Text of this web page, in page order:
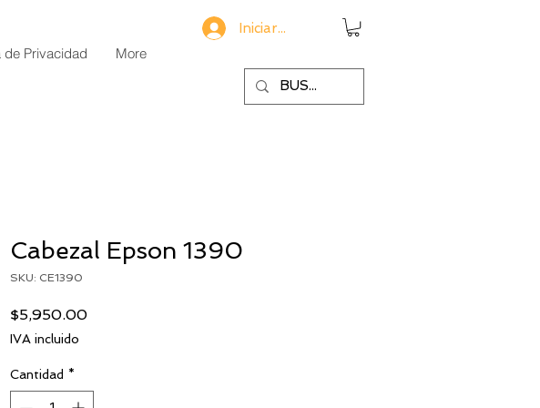
de Privacidad More
Iniciar sesión
Cabezal Epson 1390
SKU: CE1390
$5,950.00Precio
IVA incluido
Cantidad *